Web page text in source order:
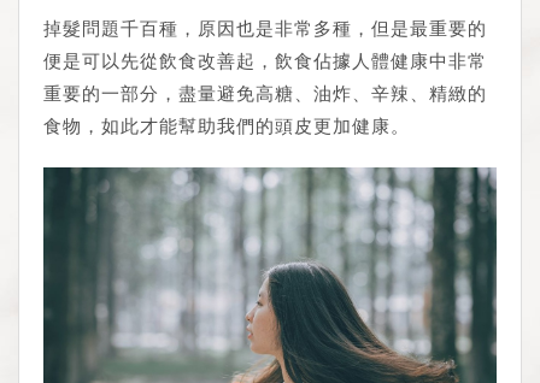
掉髮問題千百種，原因也是非常多種，但是最重要的
便是可以先從飲食改善起，飲食佔據人體健康中非常
重要的一部分，盡量避免高糖、油炸、辛辣、精緻的
食物，如此才能幫助我們的頭皮更加健康。